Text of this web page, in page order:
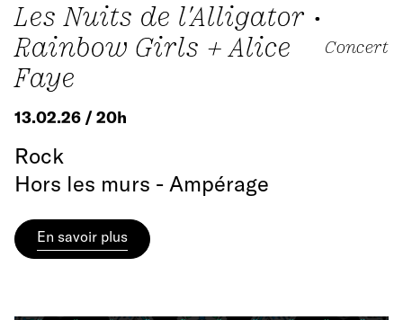
Les Nuits de l'Alligator •
Rainbow Girls + Alice
Faye
Concert
13.02.26 / 20h
Rock
Hors les murs - Ampérage
En savoir plus